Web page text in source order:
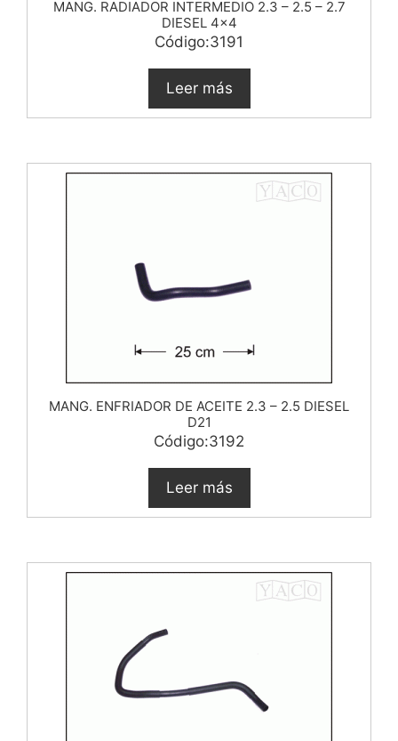
MANG. RADIADOR INTERMEDIO 2.3 – 2.5 – 2.7
DIESEL 4×4
Código:3191
Leer más
MANG. ENFRIADOR DE ACEITE 2.3 – 2.5 DIESEL
D21
Código:3192
Leer más